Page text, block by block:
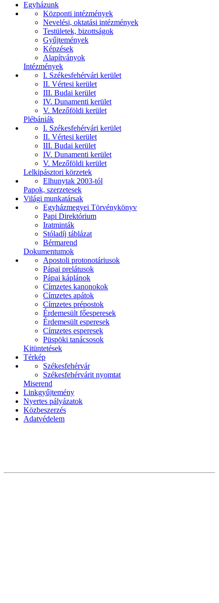
Egyházunk
Központi intézmények
Nevelési, oktatási intézmények
Testületek, bizottságok
Gyűjtemények
Képzések
Alapítványok
Intézmények
I. Székesfehérvári kerület
II. Vértesi kerület
III. Budai kerület
IV. Dunamenti kerület
V. Mezőföldi kerület
Plébániák
I. Székesfehérvári kerület
II. Vértesi kerület
III. Budai kerület
IV. Dunamenti kerület
V. Mezőföldi kerület
Lelkipásztori körzetek
Elhunytak 2003-tól
Papok, szerzetesek
Világi munkatársak
Egyházmegyei Törvénykönyv
Papi Direktórium
Iratminták
Stóladíj táblázat
Bérmarend
Dokumentumok
Apostoli protonotáriusok
Pápai prelátusok
Pápai káplánok
Címzetes kanonokok
Címzetes apátok
Címzetes prépostok
Érdemesült főesperesek
Érdemesült esperesek
Címzetes esperesek
Püspöki tanácsosok
Kitüntetések
Térkép
Székesfehérvár
Székesfehérvárit nyomtat
Miserend
Linkgyűjtemény
Nyertes pályázatok
Közbeszerzés
Adatvédelem